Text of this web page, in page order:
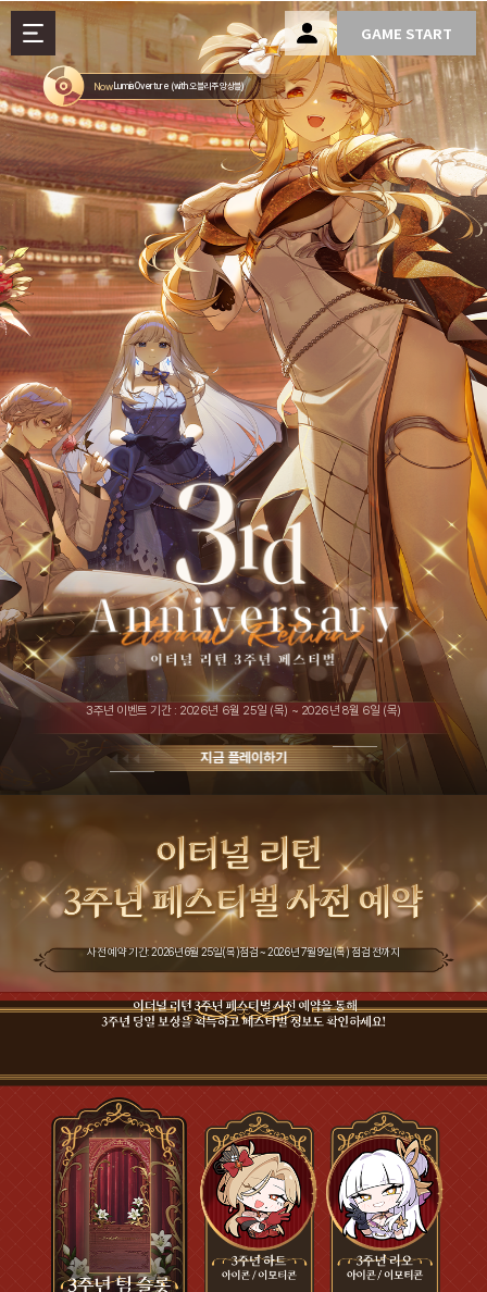
GAME START
3주년 이벤트 기간 : 2026년 6월 25일 (목) ~ 2026년 8월 6일 (목)
지금 플레이하기
NowLumia Overture (with 오블리주 앙상블)
사전 예약 기간: 2026년 6월 25일(목)점검 ~ 2026년 7월 9일(목) 점검 전까지